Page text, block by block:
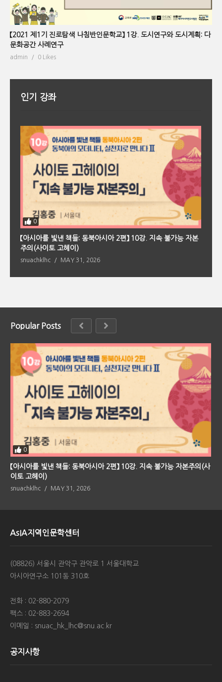
【2021 제1기 진로탐색 나침반인문학교】 1강. 도시연구와 도시계획: 다
문화공간 사례연구
admin 0 Likes
인기 강좌
0
【아시아를 빛낸 책들: 동북아시아 2편】 10강. 지속 불가능 자본
주의(사이토 고헤이)
snuachklhc MAY 31, 2026
Popular Posts
0
【아시아를 빛낸 책들: 동북아시아 2편】 10강. 지속 불가능 자본주의(사
이토 고헤이)
snuachklhc MAY 31, 2026
AsIA지역인문학센터
(08826) 서울시 관악구 관악로 1 서울대학교
아시아연구소 101동 310호
전화 : 02-880-2079
팩스 : 02-883-2694
이메일 : snuac_hk_lhc@snu.ac.kr
공지사항